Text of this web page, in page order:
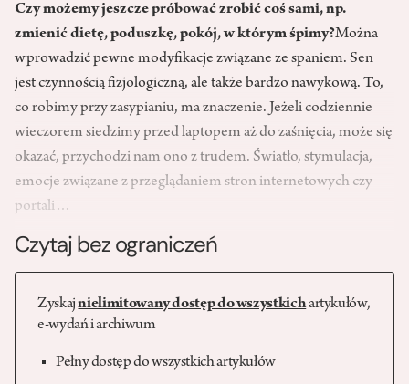
Czy możemy jeszcze próbować zrobić coś sami, np.
zmienić dietę, poduszkę, pokój, w którym śpimy?Można
wprowadzić pewne modyfikacje związane ze spaniem. Sen
jest czynnością fizjologiczną, ale także bardzo nawykową. To,
co robimy przy zasypianiu, ma znaczenie. Jeżeli codziennie
wieczorem siedzimy przed laptopem aż do zaśnięcia, może się
okazać, przychodzi nam ono z trudem. Światło, stymulacja,
emocje związane z przeglądaniem stron internetowych czy
portali…
Czytaj bez ograniczeń
Zyskajnielimitowany dostęp do wszystkichartykułów,
e-wydań i archiwum
Pełny dostęp do wszystkich artykułów